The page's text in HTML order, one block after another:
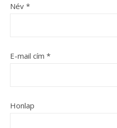
Név *
E-mail cím *
Honlap